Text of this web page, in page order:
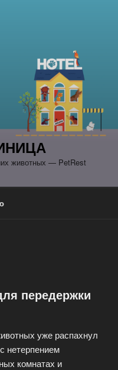
животных — PetRest
передержки
уже распахнул
нетерпением
комнатах и